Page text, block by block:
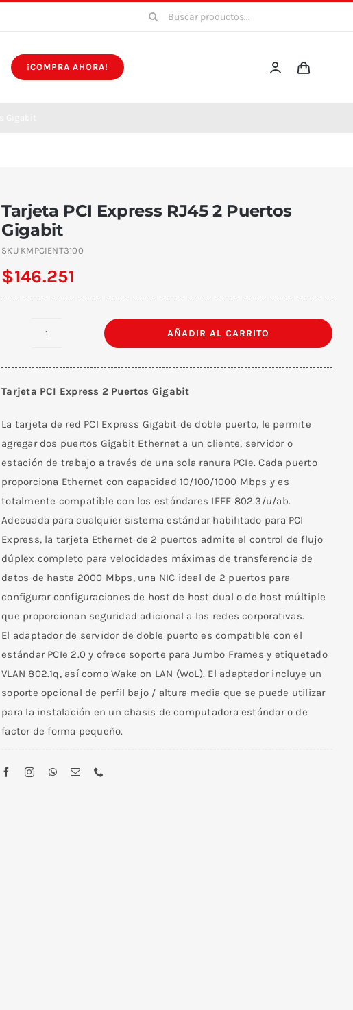
Buscar:
¡COMPRA AHORA!
Tarjeta PCI Express RJ45 2 Puertos
Gigabit
SKU KMPCIENT3100
$146.251
RJ45
Gigabit
cantidad
AÑADIR AL CARRITO
Tarjeta PCI Express 2 Puertos Gigabit
La tarjeta de red PCI Express Gigabit de doble puerto, le permite
agregar dos puertos Gigabit Ethernet a un cliente, servidor o
estación de trabajo a través de una sola ranura PCIe. Cada puerto
proporciona Ethernet con capacidad 10/100/1000 Mbps y es
totalmente compatible con los estándares IEEE 802.3/u/ab.
Adecuada para cualquier sistema estándar habilitado para PCI
Express, la tarjeta Ethernet de 2 puertos admite el control de flujo
dúplex completo para velocidades máximas de transferencia de
datos de hasta 2000 Mbps, una NIC ideal de 2 puertos para
configurar configuraciones de host de host dual o de host múltiple
que proporcionan seguridad adicional a las redes corporativas.
El adaptador de servidor de doble puerto es compatible con el
estándar PCIe 2.0 y ofrece soporte para Jumbo Frames y etiquetado
VLAN 802.1q, así como Wake on LAN (WoL). El adaptador incluye un
soporte opcional de perfil bajo / altura media que se puede utilizar
para la instalación en un chasis de computadora estándar o de
factor de forma pequeño.